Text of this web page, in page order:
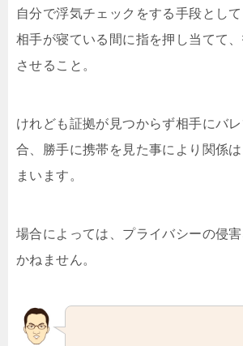
自分で浮気チェックをする手段として
相手が寝ている間に指を押し当てて
させること。
けれども証拠が見つからず相手にバ
合、勝手に携帯を見た事により関係
まいます。
場合によっては、プライバシーの侵
かねません。